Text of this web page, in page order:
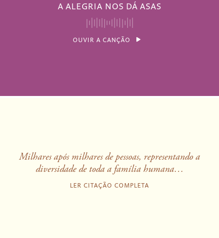
A ALEGRIA NOS DÁ ASAS
OUVIR A CANÇÃO
Milhares após milhares de pessoas, representando a
diversidade de toda a família humana…
LER CITAÇÃO COMPLETA